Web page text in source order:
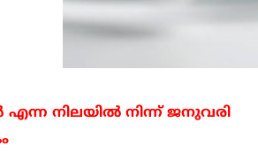
നിലയില്‍ നിന്ന് ജനുവരി